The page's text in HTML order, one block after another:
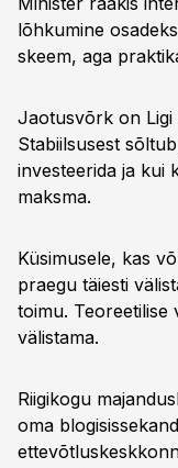
lõhkumine
skeem, aga
Jaotusvõrk on Ligi
Stabiilsusest
investeerida ja kui
maksma.
Küsimusele, kas
praegu täiesti
toimu. Teoreetilise
välistama.
Riigikogu
oma